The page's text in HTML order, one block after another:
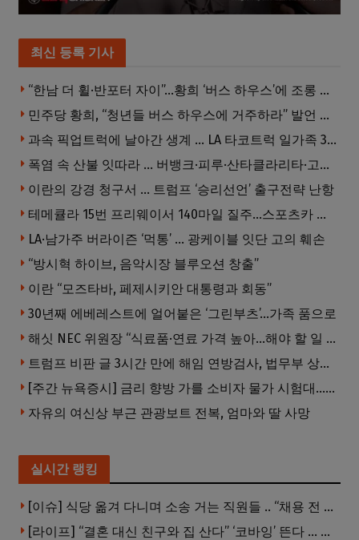
최신 등록 기사
“한남 더 휠·반포터 자이”…황희 ‘버스 하우스’에 조롱 쏟아져
민주당 황희, “청년들 버스 하우스에 거주하라” 발언 후폭풍
과속 픽업트럭에 날아간 생계 … LA 타코트럭 일가족 3명 부상
폭염 속 산불 잇따라 … 버뱅크·피루·산타클라리타·고먼 잇단 산불
이란의 강경 청구서 … 트럼프 ‘승리선언’ 출구전략 난항
테메큘라 15번 프리웨이서 140마일 질주…스포츠카 압수
LA·남가주 버라이즌 ‘먹통’ … 광케이블 잇단 고의 훼손
“방시혁 하이브, 음악시장 블루오션 창출”
이란 “모즈타바, 페제시키안 대통령과 회동”
30년째 에베레스트에 얼어붙은 ‘그린부츠’…가족 품으로
해싯 NEC 위원장 “식료품·연료 가격 높아…해야 할 일 많다”
트럼프 비판 글 3시간 만에 해임 연방검사, 법무부 상대 소송
[주간 뉴욕증시] 금리 향방 가를 소비자 물가 시험대…AI 랠리도 주목
자유의 여신상 부근 관광보트 전복, 엄마와 딸 사망
실시간 랭킹
[이슈] 식당 옮겨 다니며 소송 거는 직원들 .. “채용 전 반드시 확인해야”
[라이프] “결혼 대신 친구와 집 산다” ‘코바잉’ 뜬다 … 내 집 마련 공식 바뀌었다